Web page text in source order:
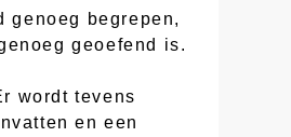
begrepen,
geoefend is.
wordt tevens
en een